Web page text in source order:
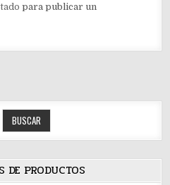
para publicar un
BUSCAR
DE PRODUCTOS